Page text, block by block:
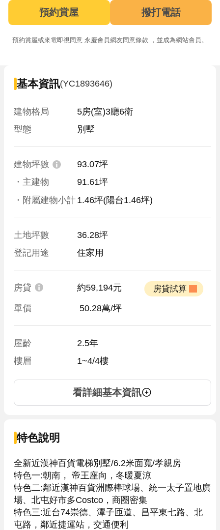
預約賞屋 撥打電話
預約賞屋或來電即視同意 永慶會員網友同意條款 ，並成為網站會員。
基本資訊(YC1893646)
建物格局
5房(室)3廳6衛
型態
別墅
建物坪數
93.07坪
・主建物
91.61坪
・附屬建物小計 1.46坪(陽台1.46坪)
土地坪數
36.28坪
登記用途
住家用
房貸 約59,194元
單價 50.28萬/坪
屋齡
2.5年
樓層
1~4/4樓
看詳細基本資訊
特色說明
全新近漢神百貨電梯別墅/6.2米面寬/孝親房
特色一:朝南， 帝王座向，冬暖夏涼
特色二:鄰近漢神百貨洲際棒球場、統一太子置地廣
場、北屯好市多Costco，商圈密集
特色三:近台74崇德、潭子匝道、昌平東七路、北
屯路，鄰近捷運站，交通便利